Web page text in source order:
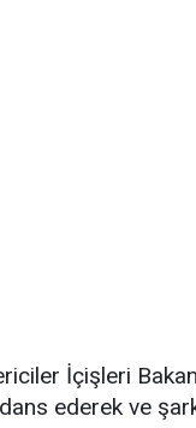
İçişleri
ederek ve